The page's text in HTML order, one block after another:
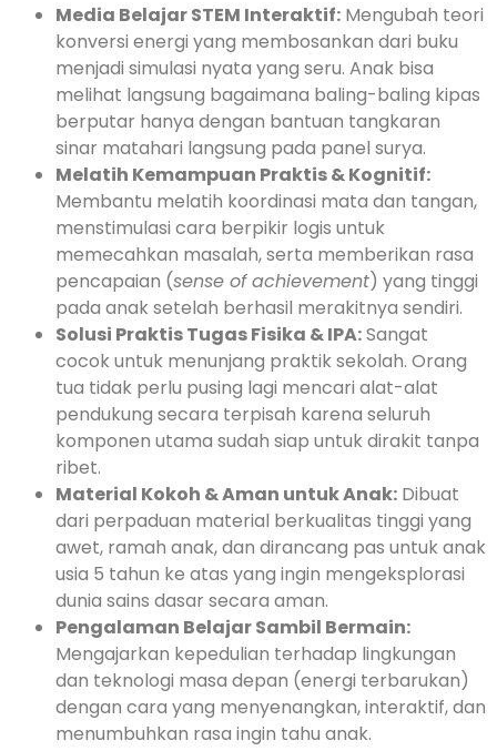
Media Belajar STEM Interaktif: Mengubah teori
konversi energi yang membosankan dari buku
menjadi simulasi nyata yang seru. Anak bisa
melihat langsung bagaimana baling-baling kipas
berputar hanya dengan bantuan tangkaran
sinar matahari langsung pada panel surya.
Melatih Kemampuan Praktis & Kognitif:
Membantu melatih koordinasi mata dan tangan,
menstimulasi cara berpikir logis untuk
memecahkan masalah, serta memberikan rasa
pencapaian (sense of achievement) yang tinggi
pada anak setelah berhasil merakitnya sendiri.
Solusi Praktis Tugas Fisika & IPA:Sangat
cocok untuk menunjang praktik sekolah. Orang
tua tidak perlu pusing lagi mencari alat-alat
pendukung secara terpisah karena seluruh
komponen utama sudah siap untuk dirakit tanpa
ribet.
Material Kokoh & Aman untuk Anak: Dibuat
dari perpaduan material berkualitas tinggi yang
awet, ramah anak, dan dirancang pas untuk anak
usia 5 tahun ke atas yang ingin mengeksplorasi
dunia sains dasar secara aman.
Pengalaman Belajar Sambil Bermain:
Mengajarkan kepedulian terhadap lingkungan
dan teknologi masa depan (energi terbarukan)
dengan cara yang menyenangkan, interaktif, dan
menumbuhkan rasa ingin tahu anak.